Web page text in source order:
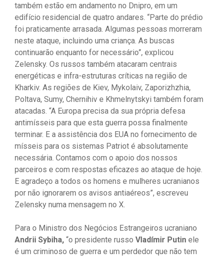
também estão em andamento no Dnipro, em um
edifício residencial de quatro andares. “Parte do prédio
foi praticamente arrasada. Algumas pessoas morreram
neste ataque, incluindo uma criança. As buscas
continuarão enquanto for necessário”, explicou
Zelensky. Os russos também atacaram centrais
energéticas e infra-estruturas críticas na região de
Kharkiv. As regiões de Kiev, Mykolaiv, Zaporizhzhia,
Poltava, Sumy, Chernihiv e Khmelnytskyi também foram
atacadas. “A Europa precisa da sua própria defesa
antimísseis para que esta guerra possa finalmente
terminar. E a assistência dos EUA no fornecimento de
mísseis para os sistemas Patriot é absolutamente
necessária. Contamos com o apoio dos nossos
parceiros e com respostas eficazes ao ataque de hoje.
E agradeço a todos os homens e mulheres ucranianos
por não ignorarem os avisos antiaéreos”, escreveu
Zelensky numa mensagem no X.
Para o Ministro dos Negócios Estrangeiros ucraniano
Andrii Sybiha, “o presidente russo Vladímir Putin ele
é um criminoso de guerra e um perdedor que não tem